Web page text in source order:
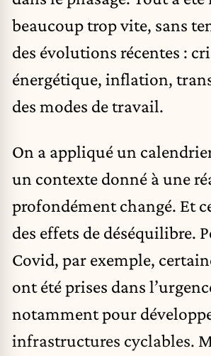
beaucoup trop vite, sans
des évolutions récentes :
énergétique, inflation,
des modes de travail.
On a appliqué un
un contexte donné à une
profondément changé. Et
des effets de déséquilibre.
Covid, par exemple,
ont été prises dans
notamment pour
infrastructures cyclables.